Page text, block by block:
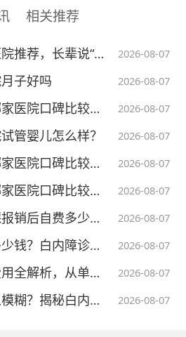
，避免过量摄入。
食物中获取必需的微量元
，根据医生建议调整微量
相关推荐
2026-08-07
眼”突然变好了是怎么回事？
2026-08-07
子好吗
2026-08-07
？看东西发雾别当老花拖！
2026-08-07
管婴儿怎么样？
2026-08-07
？多焦点晶体植入怎么选？
2026-08-07
京白内障手术飞秒激光成热门
2026-08-07
，飞秒激光值得多花钱吗？
2026-08-07
障诊疗避坑指南来了
2026-08-07
点到三焦点晶体价格差多少
2026-08-07
障术后视觉质量核心要素